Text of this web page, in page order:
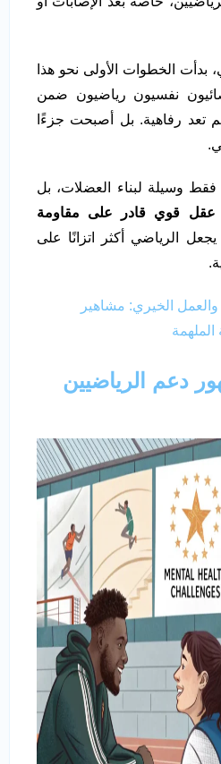
بدأت الخطوات الأولى نحو هذا
نفسيون رياضيون ضمن
لم تعد رفاهية. بل أصبحت جزءًا
وسيلة لبناء العضلات، بل
عقل قوي قادر على مقاومة
الرياضي أكثر اتزانًا على
والعمل الخيري: مشاهير
الملهمة
دعم الرياضيين